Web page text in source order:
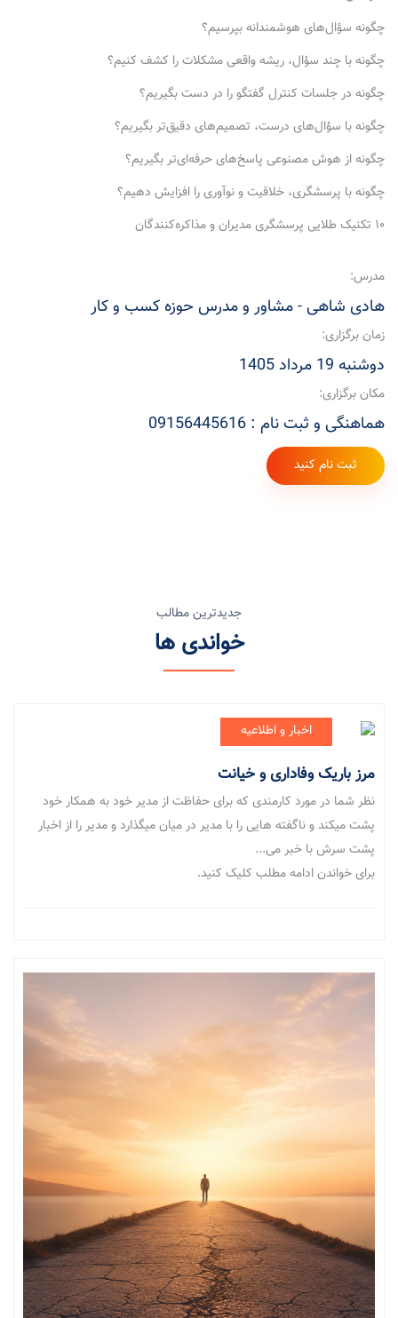
چگونه سؤال‌های هوشمندانه بپرسیم؟
چگونه با چند سؤال، ریشه واقعی مشکلات را کشف کنیم؟
چگونه در جلسات کنترل گفتگو را در دست بگیریم؟
چگونه با سؤال‌های درست، تصمیم‌های دقیق‌تر بگیریم؟
چگونه از هوش مصنوعی پاسخ‌های حرفه‌ای‌تر بگیریم؟
چگونه با پرسشگری، خلاقیت و نوآوری را افزایش دهیم؟
۱۰ تکنیک طلایی پرسشگری مدیران و مذاکره‌کنندگان
مدرس:
هادی شاهی - مشاور و مدرس حوزه کسب و کار
زمان برگزاری:
دوشنبه 19 مرداد 1405
مکان برگزاری:
هماهنگی و ثبت نام : 09156445616
ثبت نام کنید
جدیدترین مطالب
خواندی ها
اخبار و اطلاعیه
مرز باریک وفاداری و خیانت
نظر شما در مورد کارمندی که برای حفاظت از مدیر خود به همکار خود
پشت میکند و ناگفته هایی را با مدیر در میان میگذارد و مدیر را از اخبار
پشت سرش با خبر می...
برای خواندن ادامه مطلب کلیک کنید.